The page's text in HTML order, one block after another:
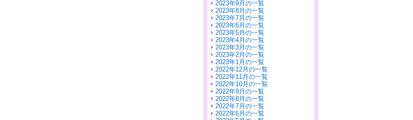
2023年9月の一覧
2023年8月の一覧
2023年7月の一覧
2023年6月の一覧
2023年5月の一覧
2023年4月の一覧
2023年3月の一覧
2023年2月の一覧
2023年1月の一覧
2022年12月の一覧
2022年11月の一覧
2022年10月の一覧
2022年9月の一覧
2022年8月の一覧
2022年7月の一覧
2022年6月の一覧